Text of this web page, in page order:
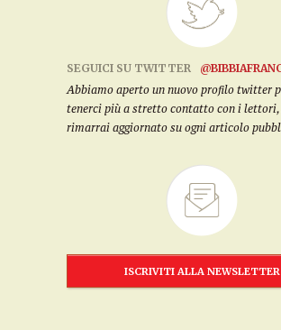
SEGUICI SU TWITTER
Abbiamo aperto un nuovo profilo twitter
tenerci più a stretto contatto con i lettori,
rimarrai aggiornato su ogni articolo
ISCRIVITI ALLA NEWSLETTER